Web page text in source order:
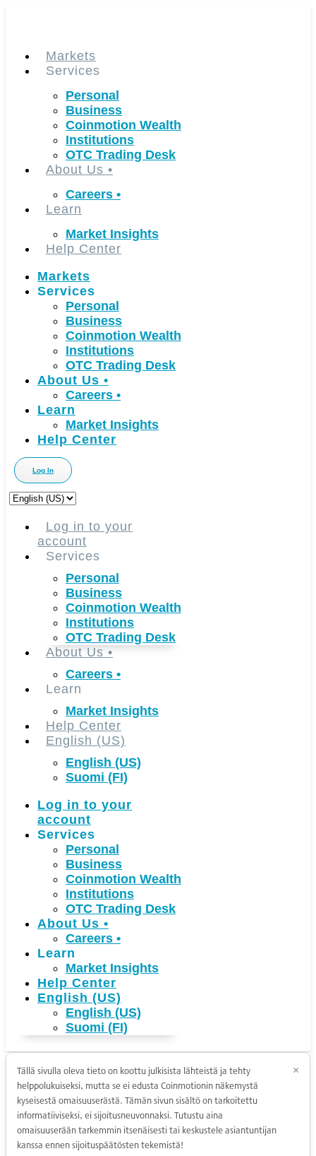
Markets
Services
Personal
Business
Coinmotion Wealth
Institutions
OTC Trading Desk
About Us •
Careers •
Learn
Market Insights
Help Center
Markets
Services
Personal
Business
Coinmotion Wealth
Institutions
OTC Trading Desk
About Us •
Careers •
Learn
Market Insights
Help Center
Log In
Choose
languageLog in to your
account
Services
Personal
Business
Coinmotion Wealth
Institutions
OTC Trading Desk
About Us •
Careers •
Learn
Market Insights
Help Center
English (US)
English (US)
Suomi (FI)
Log in to your
account
Services
Personal
Business
Coinmotion Wealth
Institutions
OTC Trading Desk
About Us •
Careers •
Learn
Market Insights
Help Center
English (US)
English (US)
Suomi (FI)
Tällä sivulla oleva tieto on koottu julkisista lähteistä ja tehty
helppolukuiseksi, mutta se ei edusta Coinmotionin näkemystä
kyseisestä omaisuuserästä. Tämän sivun sisältö on tarkoitettu
informatiiviseksi, ei sijoitusneuvonnaksi. Tutustu aina
omaisuuserään tarkemmin itsenäisesti tai keskustele asiantuntijan
kanssa ennen sijoituspäätösten tekemistä!
×